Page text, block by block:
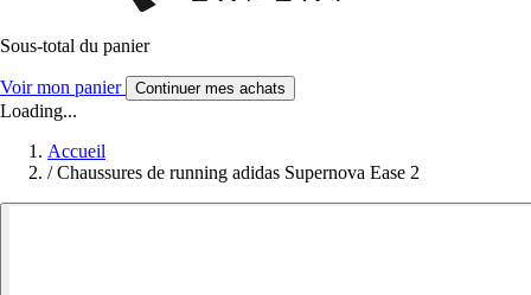
Sous-total du panier
Voir mon panier Continuer mes achats
Loading...
Accueil
/ Chaussures de running adidas Supernova Ease 2